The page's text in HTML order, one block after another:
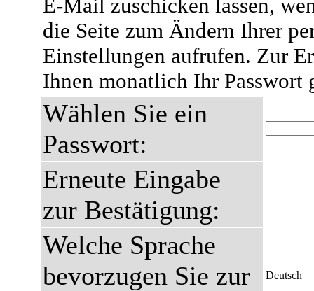
E-Mail zuschicken lassen,
die Seite zum Ändern Ihrer
Einstellungen aufrufen. Zur
Ihnen monatlich Ihr Passwort
Wählen Sie ein
Passwort:
Erneute Eingabe
zur Bestätigung:
Welche Sprache
bevorzugen Sie zur
Deutsch